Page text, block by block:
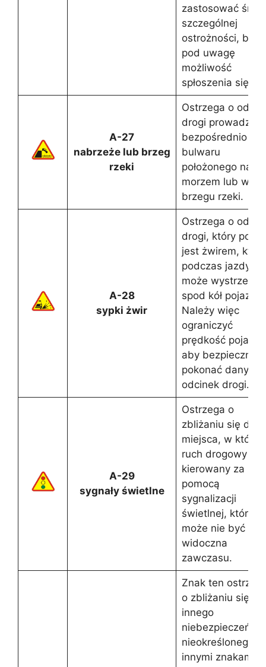
zastosować
szczególnej
ostrożności,
pod uwagę
możliwość
spłoszenia się
A-27
nabrzeże lub brzeg
rzeki
Ostrzega o
drogi
bezpośrednio do
bulwaru
położonego nad
morzem lub
brzegu rzeki.
A-28
sypki żwir
Ostrzega o
drogi, który
jest żwirem, który
podczas jazdy
może
spod kół pojazdu.
Należy więc
ograniczyć
prędkość
aby bezpiecznie
pokonać dany
odcinek drogi.
A-29
sygnały świetlne
Ostrzega o
zbliżaniu się do
miejsca, w
ruch drogowy
kierowany za
pomocą
sygnalizacji
świetlnej, która
może nie być
widoczna
zawczasu.
Znak ten
o zbliżaniu się do
innego
nieokreślonego
innymi znakami